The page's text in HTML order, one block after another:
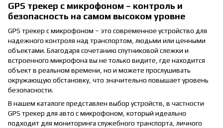
GPS трекер с микрофоном – контроль и
безопасность на самом высоком уровне
GPS трекер с микрофоном – это современное устройство для
надежного контроля над транспортом, людьми или ценными
объектами. Благодаря сочетанию спутниковой слежки и
встроенного микрофона вы не только видите, где находится
объект в реальном времени, но и можете прослушивать
окружающую обстановку, что значительно повышает уровень
безопасности.
В нашем каталоге представлен выбор устройств, в частности
GPS трекер для авто с микрофоном, который идеально
подходит для мониторинга служебного транспорта, личного